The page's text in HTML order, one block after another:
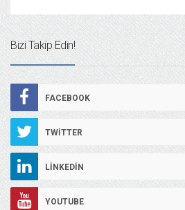
Bizi Takip Edin!
FACEBOOK
TWITTER
LINKEDIN
YOUTUBE